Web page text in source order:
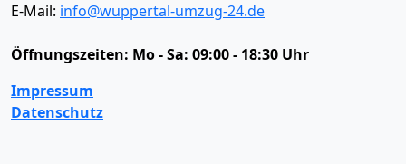
E-Mail: info@wuppertal-umzug-24.de
Öffnungszeiten: Mo - Sa: 09:00 - 18:30 Uhr
Impressum
Datenschutz